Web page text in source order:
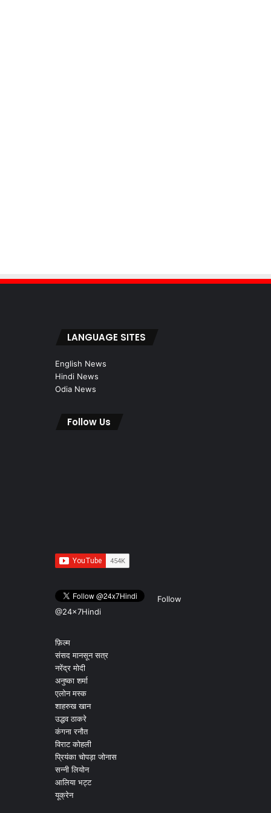
LANGUAGE SITES
English News
Hindi News
Odia News
Follow Us
Follow
@24x7Hindi
फ़िल्म
संसद मानसून सत्र
नरेंद्र मोदी
अनुष्का शर्मा
एलोन मस्क
शाहरुख खान
उद्धव ठाकरे
कंगना रनौत
विराट कोहली
प्रियंका चोपड़ा जोनास
सन्नी लियोन
आलिया भट्ट
यूक्रेन